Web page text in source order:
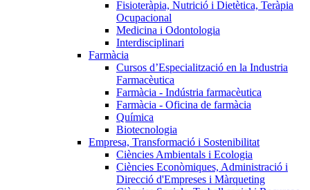
Fisioteràpia, Nutrició i Dietètica, Teràpia
Ocupacional
Medicina i Odontologia
Interdisciplinari
Farmàcia
Cursos d’Especialització en la Industria
Farmacèutica
Farmàcia - Indústria farmacèutica
Farmàcia - Oficina de farmàcia
Química
Biotecnologia
Empresa, Transformació i Sostenibilitat
Ciències Ambientals i Ecologia
Ciències Econòmiques, Administració i
Direcció d'Empreses i Màrqueting